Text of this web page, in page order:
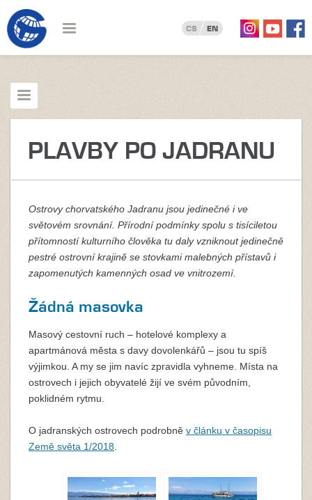
CS EN
PLAVBY PO JADRANU
Ostrovy chorvatského Jadranu jsou jedinečné i ve
světovém srovnání. Přírodní podmínky spolu s tisíciletou
přítomností kulturního člověka tu daly vzniknout jedinečně
pestré ostrovní krajině se stovkami malebných přístavů i
zapomenutých kamenných osad ve vnitrozemí.
Žádná masovka
Masový cestovní ruch – hotelové komplexy a
apartmánová města s davy dovolenkářů – jsou tu spíš
výjimkou. A my se jim navíc zpravidla vyhneme. Místa na
ostrovech i jejich obyvatelé žijí ve svém původním,
poklidném rytmu.
O jadranských ostrovech podrobně v článku v časopisu
Země světa 1/2018